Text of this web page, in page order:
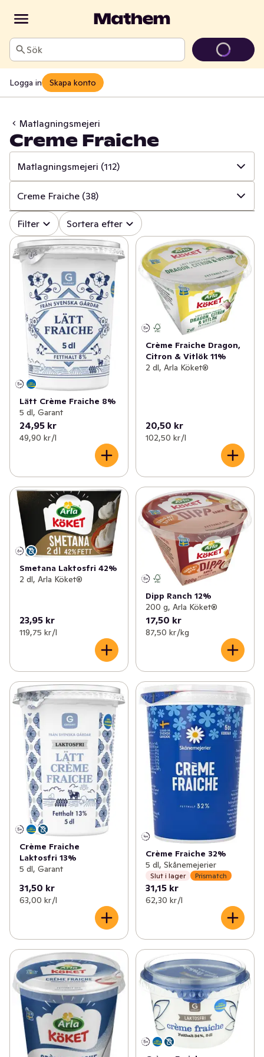
Sök
Logga in Skapa konto
Matlagningsmejeri
Creme Fraiche
Matlagningsmejeri (112)
✓ Alla (1365)
✓ (416)
✓ Mjölk (100)
Matlagningsmejeri
Filmjölk & Yoghurt (249)
Smör & margarin (69)
Juice & fruktdryck (193)
Ägg & jäst (22)
✓ Växtbaserat (93)
✓ Cottage cheese, kvarg & skyr (81)
Mellanmål & desserter (98)
Creme Fraiche (38)
✓ Alla (112)
✓ Creme Fraiche (38)
Vispgrädde (23)
Matlagningsgrädde (17)
Spraygrädde (1)
Kaffegrädde (2)
✓ Matlagningsyoghurt (22)
✓ Gräddfil (9)
Filter Sortera efter
Lätt Crème Fraiche 8%
5 dl, Garant
24,95 kr
49,90 kr /l
Crème Fraiche Dragon,
Citron & Vitlök 11%
2 dl, Arla Köket®
20,50 kr
102,50 kr /l
Smetana Laktosfri 42%
2 dl, Arla Köket®
23,95 kr
119,75 kr /l
Dipp Ranch 12%
200 g, Arla Köket®
17,50 kr
87,50 kr /kg
Crème Fraiche
Laktosfri 13%
5 dl, Garant
31,50 kr
63,00 kr /l
Crème Fraiche 32%
5 dl, Skånemejerier
Slut i lager Prismatch
31,15 kr
62,30 kr /l